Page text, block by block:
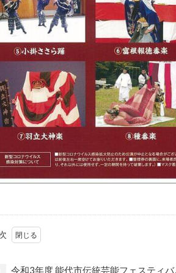
令和3年度 能代市伝統芸能フェスティ